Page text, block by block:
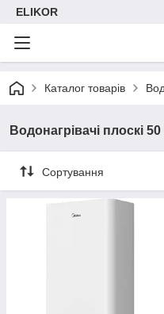
ELIKOR
Каталог товарів
Водонагрівачі плоскі
Сортування